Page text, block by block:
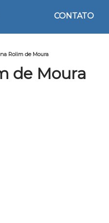
CONTATO
Rolim de Moura
de Moura